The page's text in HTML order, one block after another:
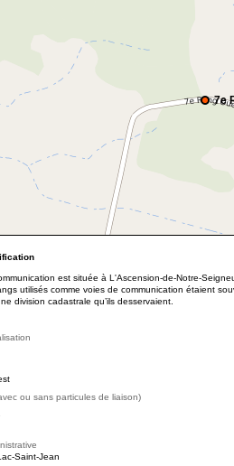
7e
est située à L'Ascension-de-Notre-
utilisés comme voies de communication étaient
division cadastrale qu’ils desservaient.
ou sans particules de liaison)
Saint-Jean